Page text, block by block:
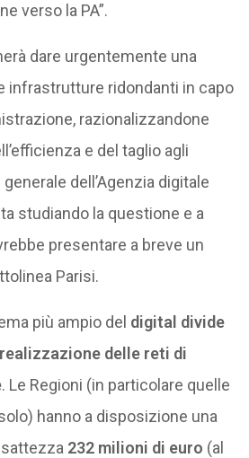
verso la PA”.
dare urgentemente una
infrastrutture ridondanti in capo
razionalizzandone
e del taglio agli
dell’Agenzia digitale
studiando la questione e a
presentare a breve un
Parisi.
più ampio del digital divide
realizzazione delle reti di
. Le Regioni (in particolare quelle
hanno a disposizione una
232 milioni di euro (al